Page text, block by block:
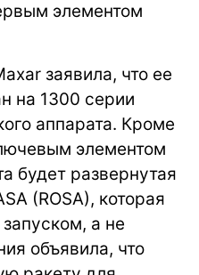
элементом
заявила, что ее
на 1300 серии
аппарата. Кроме
элементом
будет развернутая
(ROSA), которая
а не
объявила, что